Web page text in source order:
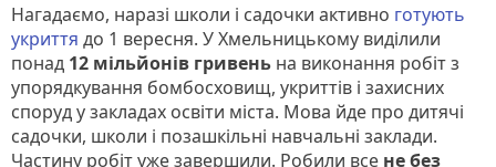
Нагадаємо, наразі школи і садочки активно готують
укриття до 1 вересня. У Хмельницькому виділили
понад 12 мільйонів гривень на виконання робіт з
упорядкування бомбосховищ, укриттів і захисних
споруд у закладах освіти міста. Мова йде про дитячі
садочки, школи і позашкільні навчальні заклади.
Частину робіт уже завершили. Робили все не без